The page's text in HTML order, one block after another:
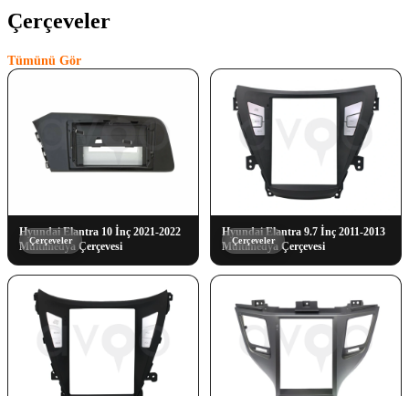
Çerçeveler
Tümünü Gör
Hyundai Elantra 10 İnç 2021-2022
Multimedya Çerçevesi
Çerçeveler
Hyundai Elantra 9.7 İnç 2011-2013
Multimedya Çerçevesi
Çerçeveler